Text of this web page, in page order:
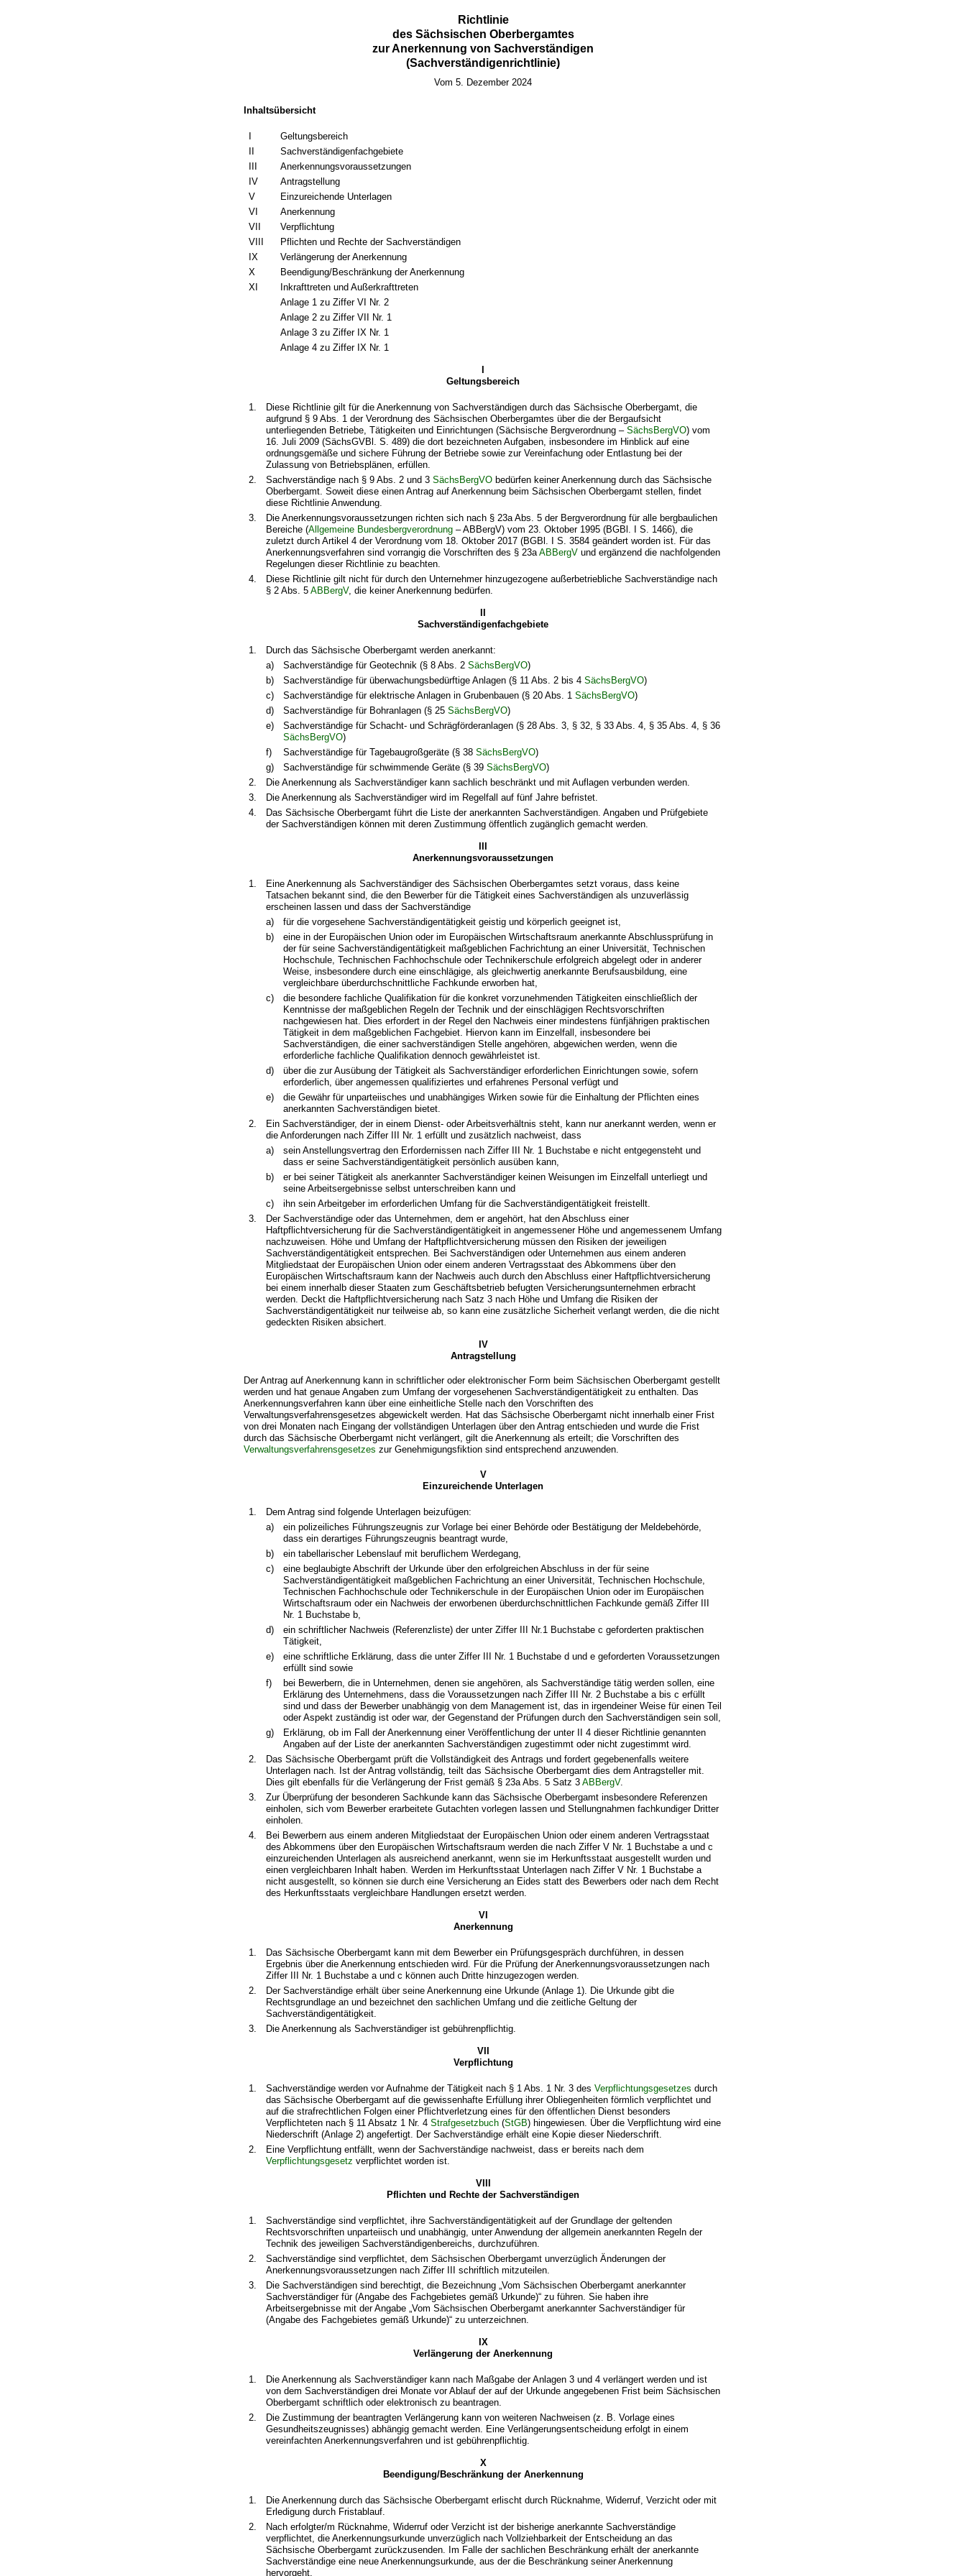
Richtlinie
des Sächsischen Oberbergamtes
zur Anerkennung von Sachverständigen
(Sachverständigenrichtlinie)
Vom 5. Dezember 2024
Inhaltsübersicht
Geltungsbereich
Sachverständigenfachgebiete
Anerkennungsvoraussetzungen
IV
Antragstellung
V
Einzureichende Unterlagen
VI
Anerkennung
VII
Verpflichtung
VIII
Pflichten und Rechte der Sachverständigen
IX
Verlängerung der Anerkennung
X
Beendigung/Beschränkung der Anerkennung
XI
Inkrafttreten und Außerkrafttreten
Anlage 1 zu Ziffer VI Nr. 2
Anlage 2 zu Ziffer VII Nr. 1
Anlage 3 zu Ziffer IX Nr. 1
Anlage 4 zu Ziffer IX Nr. 1
Geltungsbereich
1.
Diese Richtlinie gilt für die Anerkennung von Sachverständigen durch das Sächsische Oberbergamt, die
aufgrund § 9 Abs. 1 der Verordnung des Sächsischen Oberbergamtes über die der Bergaufsicht
unterliegenden Betriebe, Tätigkeiten und Einrichtungen (Sächsische Bergverordnung – SächsBergVO) vom
16. Juli 2009 (SächsGVBl. S. 489) die dort bezeichneten Aufgaben, insbesondere im Hinblick auf eine
ordnungsgemäße und sichere Führung der Betriebe sowie zur Vereinfachung oder Entlastung bei der
Zulassung von Betriebsplänen, erfüllen.
2.
Sachverständige nach § 9 Abs. 2 und 3 SächsBergVObedürfen keiner Anerkennung durch das Sächsische
Oberbergamt. Soweit diese einen Antrag auf Anerkennung beim Sächsischen Oberbergamt stellen, findet
diese Richtlinie Anwendung.
3.
Die Anerkennungsvoraussetzungen richten sich nach § 23a Abs. 5 der Bergverordnung für alle bergbaulichen
Bereiche (Allgemeine Bundesbergverordnung– ABBergV) vom 23. Oktober 1995 (BGBl. I S. 1466), die
zuletzt durch Artikel 4 der Verordnung vom 18. Oktober 2017 (BGBl. I S. 3584 geändert worden ist. Für das
Anerkennungsverfahren sind vorrangig die Vorschriften des § 23aABBergVund ergänzend die nachfolgenden
Regelungen dieser Richtlinie zu beachten.
4.
Diese Richtlinie gilt nicht für durch den Unternehmer hinzugezogene außerbetriebliche Sachverständige nach
§ 2 Abs. 5 ABBergV, die keiner Anerkennung bedürfen.
Sachverständigenfachgebiete
1.
Durch das Sächsische Oberbergamt werden anerkannt:
a)
Sachverständige für Geotechnik (§ 8 Abs. 2SächsBergVO)
b)
Sachverständige für überwachungsbedürftige Anlagen (§ 11 Abs. 2 bis 4SächsBergVO)
c)
Sachverständige für elektrische Anlagen in Grubenbauen (§ 20 Abs. 1SächsBergVO)
d)
Sachverständige für Bohranlagen (§ 25SächsBergVO)
e)
Sachverständige für Schacht- und Schrägförderanlagen (§ 28 Abs. 3, § 32, § 33 Abs. 4, § 35 Abs. 4, § 36
SächsBergVO)
f)
Sachverständige für Tagebaugroßgeräte (§ 38SächsBergVO)
g)
Sachverständige für schwimmende Geräte (§ 39SächsBergVO)
2.
Die Anerkennung als Sachverständiger kann sachlich beschränkt und mit Auflagen verbunden werden.
3.
Die Anerkennung als Sachverständiger wird im Regelfall auf fünf Jahre befristet.
4.
Das Sächsische Oberbergamt führt die Liste der anerkannten Sachverständigen. Angaben und Prüfgebiete
der Sachverständigen können mit deren Zustimmung öffentlich zugänglich gemacht werden.
Anerkennungsvoraussetzungen
1.
Eine Anerkennung als Sachverständiger des Sächsischen Oberbergamtes setzt voraus, dass keine
Tatsachen bekannt sind, die den Bewerber für die Tätigkeit eines Sachverständigen als unzuverlässig
erscheinen lassen und dass der Sachverständige
a)
für die vorgesehene Sachverständigentätigkeit geistig und körperlich geeignet ist,
b)
eine in der Europäischen Union oder im Europäischen Wirtschaftsraum anerkannte Abschlussprüfung in
der für seine Sachverständigentätigkeit maßgeblichen Fachrichtung an einer Universität, Technischen
Hochschule, Technischen Fachhochschule oder Technikerschule erfolgreich abgelegt oder in anderer
Weise, insbesondere durch eine einschlägige, als gleichwertig anerkannte Berufsausbildung, eine
vergleichbare überdurchschnittliche Fachkunde erworben hat,
c)
die besondere fachliche Qualifikation für die konkret vorzunehmenden Tätigkeiten einschließlich der
Kenntnisse der maßgeblichen Regeln der Technik und der einschlägigen Rechtsvorschriften
nachgewiesen hat. Dies erfordert in der Regel den Nachweis einer mindestens fünfjährigen praktischen
Tätigkeit in dem maßgeblichen Fachgebiet. Hiervon kann im Einzelfall, insbesondere bei
Sachverständigen, die einer sachverständigen Stelle angehören, abgewichen werden, wenn die
erforderliche fachliche Qualifikation dennoch gewährleistet ist.
d)
über die zur Ausübung der Tätigkeit als Sachverständiger erforderlichen Einrichtungen sowie, sofern
erforderlich, über angemessen qualifiziertes und erfahrenes Personal verfügt und
e)
die Gewähr für unparteiisches und unabhängiges Wirken sowie für die Einhaltung der Pflichten eines
anerkannten Sachverständigen bietet.
2.
Ein Sachverständiger, der in einem Dienst- oder Arbeitsverhältnis steht, kann nur anerkannt werden, wenn er
die Anforderungen nach Ziffer III Nr. 1 erfüllt und zusätzlich nachweist, dass
a)
sein Anstellungsvertrag den Erfordernissen nach Ziffer III Nr. 1 Buchstabe e nicht entgegensteht und
dass er seine Sachverständigentätigkeit persönlich ausüben kann,
b)
er bei seiner Tätigkeit als anerkannter Sachverständiger keinen Weisungen im Einzelfall unterliegt und
seine Arbeitsergebnisse selbst unterschreiben kann und
c)
ihn sein Arbeitgeber im erforderlichen Umfang für die Sachverständigentätigkeit freistellt.
3.
Der Sachverständige oder das Unternehmen, dem er angehört, hat den Abschluss einer
Haftpflichtversicherung für die Sachverständigentätigkeit in angemessener Höhe und angemessenem Umfang
nachzuweisen. Höhe und Umfang der Haftpflichtversicherung müssen den Risiken der jeweiligen
Sachverständigentätigkeit entsprechen. Bei Sachverständigen oder Unternehmen aus einem anderen
Mitgliedstaat der Europäischen Union oder einem anderen Vertragsstaat des Abkommens über den
Europäischen Wirtschaftsraum kann der Nachweis auch durch den Abschluss einer Haftpflichtversicherung
bei einem innerhalb dieser Staaten zum Geschäftsbetrieb befugten Versicherungsunternehmen erbracht
werden. Deckt die Haftpflichtversicherung nach Satz 3 nach Höhe und Umfang die Risiken der
Sachverständigentätigkeit nur teilweise ab, so kann eine zusätzliche Sicherheit verlangt werden, die die nicht
gedeckten Risiken absichert.
IV
Antragstellung
Der Antrag auf Anerkennung kann in schriftlicher oder elektronischer Form beim Sächsischen Oberbergamt gestellt
werden und hat genaue Angaben zum Umfang der vorgesehenen Sachverständigentätigkeit zu enthalten. Das
Anerkennungsverfahren kann über eine einheitliche Stelle nach den Vorschriften des
Verwaltungsverfahrensgesetzes abgewickelt werden. Hat das Sächsische Oberbergamt nicht innerhalb einer Frist
von drei Monaten nach Eingang der vollständigen Unterlagen über den Antrag entschieden und wurde die Frist
durch das Sächsische Oberbergamt nicht verlängert, gilt die Anerkennung als erteilt; die Vorschriften des
Verwaltungsverfahrensgesetzes zur Genehmigungsfiktion sind entsprechend anzuwenden.
V
Einzureichende Unterlagen
1.
Dem Antrag sind folgende Unterlagen beizufügen:
a)
ein polizeiliches Führungszeugnis zur Vorlage bei einer Behörde oder Bestätigung der Meldebehörde,
dass ein derartiges Führungszeugnis beantragt wurde,
b)
ein tabellarischer Lebenslauf mit beruflichem Werdegang,
c)
eine beglaubigte Abschrift der Urkunde über den erfolgreichen Abschluss in der für seine
Sachverständigentätigkeit maßgeblichen Fachrichtung an einer Universität, Technischen Hochschule,
Technischen Fachhochschule oder Technikerschule in der Europäischen Union oder im Europäischen
Wirtschaftsraum oder ein Nachweis der erworbenen überdurchschnittlichen Fachkunde gemäß Ziffer III
Nr. 1 Buchstabe b,
d)
ein schriftlicher Nachweis (Referenzliste) der unter Ziffer III Nr.1 Buchstabe c geforderten praktischen
Tätigkeit,
e)
eine schriftliche Erklärung, dass die unter Ziffer III Nr. 1 Buchstabe d und e geforderten Voraussetzungen
erfüllt sind sowie
f)
bei Bewerbern, die in Unternehmen, denen sie angehören, als Sachverständige tätig werden sollen, eine
Erklärung des Unternehmens, dass die Voraussetzungen nach Ziffer III Nr. 2 Buchstabe a bis c erfüllt
sind und dass der Bewerber unabhängig von dem Management ist, das in irgendeiner Weise für einen Teil
oder Aspekt zuständig ist oder war, der Gegenstand der Prüfungen durch den Sachverständigen sein soll,
g)
Erklärung, ob im Fall der Anerkennung einer Veröffentlichung der unter II 4 dieser Richtlinie genannten
Angaben auf der Liste der anerkannten Sachverständigen zugestimmt oder nicht zugestimmt wird.
2.
Das Sächsische Oberbergamt prüft die Vollständigkeit des Antrags und fordert gegebenenfalls weitere
Unterlagen nach. Ist der Antrag vollständig, teilt das Sächsische Oberbergamt dies dem Antragsteller mit.
Dies gilt ebenfalls für die Verlängerung der Frist gemäß § 23a Abs. 5 Satz 3 ABBergV.
3.
Zur Überprüfung der besonderen Sachkunde kann das Sächsische Oberbergamt insbesondere Referenzen
einholen, sich vom Bewerber erarbeitete Gutachten vorlegen lassen und Stellungnahmen fachkundiger Dritter
einholen.
4.
Bei Bewerbern aus einem anderen Mitgliedstaat der Europäischen Union oder einem anderen Vertragsstaat
des Abkommens über den Europäischen Wirtschaftsraum werden die nach Ziffer V Nr. 1 Buchstabe a und c
einzureichenden Unterlagen als ausreichend anerkannt, wenn sie im Herkunftsstaat ausgestellt wurden und
einen vergleichbaren Inhalt haben. Werden im Herkunftsstaat Unterlagen nach Ziffer V Nr. 1 Buchstabe a
nicht ausgestellt, so können sie durch eine Versicherung an Eides statt des Bewerbers oder nach dem Recht
des Herkunftsstaats vergleichbare Handlungen ersetzt werden.
VI
Anerkennung
1.
Das Sächsische Oberbergamt kann mit dem Bewerber ein Prüfungsgespräch durchführen, in dessen
Ergebnis über die Anerkennung entschieden wird. Für die Prüfung der Anerkennungsvoraussetzungen nach
Ziffer III Nr. 1 Buchstabe a und c können auch Dritte hinzugezogen werden.
2.
Der Sachverständige erhält über seine Anerkennung eine Urkunde (Anlage 1). Die Urkunde gibt die
Rechtsgrundlage an und bezeichnet den sachlichen Umfang und die zeitliche Geltung der
Sachverständigentätigkeit.
3.
Die Anerkennung als Sachverständiger ist gebührenpflichtig.
VII
Verpflichtung
1. Sachverständige werden vor Aufnahme der Tätigkeit nach § 1 Abs. 1 Nr. 3 des Verpflichtungsgesetzes durch
das Sächsische Oberbergamt auf die gewissenhafte Erfüllung ihrer Obliegenheiten förmlich verpflichtet und
auf die strafrechtlichen Folgen einer Pflichtverletzung eines für den öffentlichen Dienst besonders
Verpflichteten nach § 11 Absatz 1 Nr. 4 Strafgesetzbuch(StGB) hingewiesen. Über die Verpflichtung wird eine
Niederschrift (Anlage 2) angefertigt. Der Sachverständige erhält eine Kopie dieser Niederschrift.
2.
Eine Verpflichtung entfällt, wenn der Sachverständige nachweist, dass er bereits nach dem
Verpflichtungsgesetz verpflichtet worden ist.
VIII
Pflichten und Rechte der Sachverständigen
1.
Sachverständige sind verpflichtet, ihre Sachverständigentätigkeit auf der Grundlage der geltenden
Rechtsvorschriften unparteiisch und unabhängig, unter Anwendung der allgemein anerkannten Regeln der
Technik des jeweiligen Sachverständigenbereichs, durchzuführen.
2.
Sachverständige sind verpflichtet, dem Sächsischen Oberbergamt unverzüglich Änderungen der
Anerkennungsvoraussetzungen nach Ziffer III schriftlich mitzuteilen.
3.
Die Sachverständigen sind berechtigt, die Bezeichnung „Vom Sächsischen Oberbergamt anerkannter
Sachverständiger für (Angabe des Fachgebietes gemäß Urkunde)“ zu führen. Sie haben ihre
Arbeitsergebnisse mit der Angabe „Vom Sächsischen Oberbergamt anerkannter Sachverständiger für
(Angabe des Fachgebietes gemäß Urkunde)“ zu unterzeichnen.
IX
Verlängerung der Anerkennung
1.
Die Anerkennung als Sachverständiger kann nach Maßgabe der Anlagen 3 und 4 verlängert werden und ist
von dem Sachverständigen drei Monate vor Ablauf der auf der Urkunde angegebenen Frist beim Sächsischen
Oberbergamt schriftlich oder elektronisch zu beantragen.
2.
Die Zustimmung der beantragten Verlängerung kann von weiteren Nachweisen (z. B. Vorlage eines
Gesundheitszeugnisses) abhängig gemacht werden. Eine Verlängerungsentscheidung erfolgt in einem
vereinfachten Anerkennungsverfahren und ist gebührenpflichtig.
X
Beendigung/Beschränkung der Anerkennung
1.
Die Anerkennung durch das Sächsische Oberbergamt erlischt durch Rücknahme, Widerruf, Verzicht oder mit
Erledigung durch Fristablauf.
2.
Nach erfolgter/m Rücknahme, Widerruf oder Verzicht ist der bisherige anerkannte Sachverständige
verpflichtet, die Anerkennungsurkunde unverzüglich nach Vollziehbarkeit der Entscheidung an das
Sächsische Oberbergamt zurückzusenden. Im Falle der sachlichen Beschränkung erhält der anerkannte
Sachverständige eine neue Anerkennungsurkunde, aus der die Beschränkung seiner Anerkennung
hervorgeht.